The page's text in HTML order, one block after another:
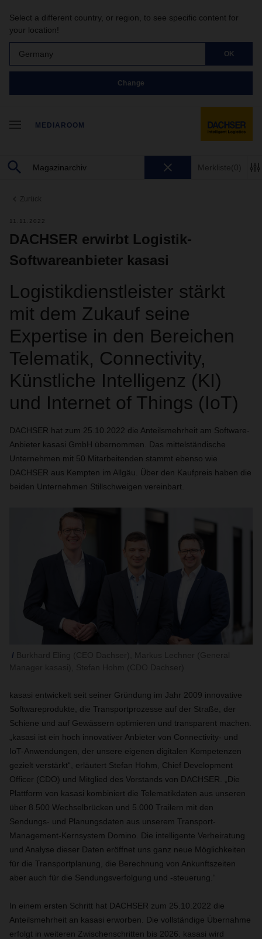
Select a different country, or region, to see specific content for
your location!
Germany OK
Change
MEDIAROOM
Merkliste(0)
Zurück
11.11.2022
DACHSER erwirbt Logistik-
Softwareanbieter kasasi
Logistikdienstleister stärkt
mit dem Zukauf seine
Expertise in den Bereichen
Telematik, Connectivity,
Künstliche Intelligenz (KI)
und Internet of Things (IoT)
DACHSER hat zum 25.10.2022 die Anteilsmehrheit am Software-
Anbieter kasasi GmbH übernommen. Das mittelständische
Unternehmen mit 50 Mitarbeitenden stammt ebenso wie
DACHSER aus Kempten im Allgäu. Über den Kaufpreis haben die
beiden Unternehmen Stillschweigen vereinbart.
kasasi entwickelt seit seiner Gründung im Jahr 2009 innovative
Softwareprodukte, die Transportprozesse auf der Straße, der
Schiene und auf Gewässern optimieren und transparent machen.
„kasasi ist ein hoch innovativer Anbieter von Connectivity- und
IoT-Anwendungen, der unsere eigenen digitalen Kompetenzen
gezielt verstärkt“, erläutert Stefan Hohm, Chief Development
Officer (CDO) und Mitglied des Vorstands von DACHSER. „Die
Plattform von kasasi kombiniert die Telematikdaten aus unseren
über 8.500 Wechselbrücken und 5.000 Trailern mit den
Sendungs- und Planungsdaten aus unserem Transport-
Management-Kernsystem Domino. Die intelligente Verheiratung
und Analyse dieser Daten eröffnet uns ganz neue Möglichkeiten
für die Transportplanung, die Berechnung von Ankunftszeiten
aber auch für die Sendungsverfolgung und -steuerung.“
In einem ersten Schritt hat DACHSER zum 25.10.2022 die
Anteilsmehrheit an kasasi erworben. Die vollständige Übernahme
erfolgt in weiteren Zwischenschritten bis 2026. kasasi wird